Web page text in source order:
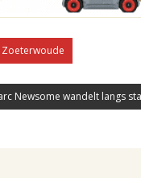
Zoeterwoude
Newsome wandelt langs